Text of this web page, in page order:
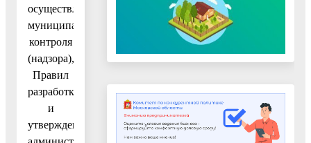
осуществления
муниципального
контроля
(надзора),
Правил
разработки
и
утверждения